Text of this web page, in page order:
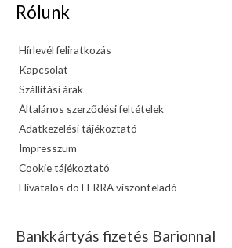
Rólunk
Hírlevél feliratkozás
Kapcsolat
Szállítási árak
Általános szerződési feltételek
Adatkezelési tájékoztató
Impresszum
Cookie tájékoztató
Hivatalos doTERRA viszonteladó
Bankkártyás fizetés Barionnal